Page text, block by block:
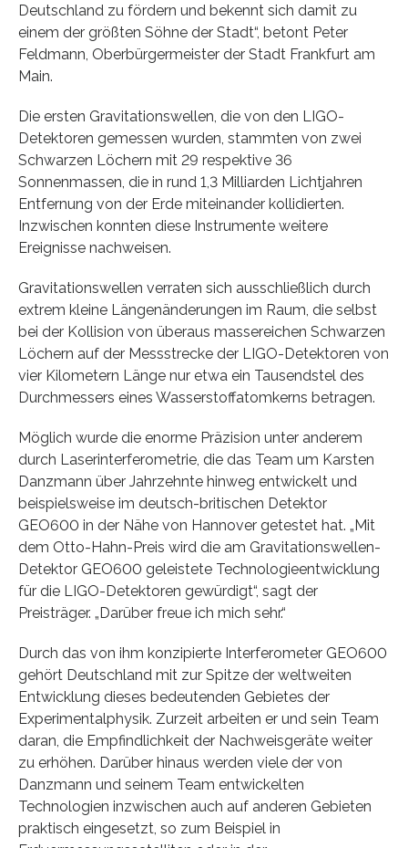
Deutschland zu fördern und bekennt sich damit zu
einem der größten Söhne der Stadt“, betont Peter
Feldmann, Oberbürgermeister der Stadt Frankfurt am
Main.
Die ersten Gravitationswellen, die von den LIGO-
Detektoren gemessen wurden, stammten von zwei
Schwarzen Löchern mit 29 respektive 36
Sonnenmassen, die in rund 1,3 Milliarden Lichtjahren
Entfernung von der Erde miteinander kollidierten.
Inzwischen konnten diese Instrumente weitere
Ereignisse nachweisen.
Gravitationswellen verraten sich ausschließlich durch
extrem kleine Längenänderungen im Raum, die selbst
bei der Kollision von überaus massereichen Schwarzen
Löchern auf der Messstrecke der LIGO-Detektoren von
vier Kilometern Länge nur etwa ein Tausendstel des
Durchmessers eines Wasserstoffatomkerns betragen.
Möglich wurde die enorme Präzision unter anderem
durch Laserinterferometrie, die das Team um Karsten
Danzmann über Jahrzehnte hinweg entwickelt und
beispielsweise im deutsch-britischen Detektor
GEO600 in der Nähe von Hannover getestet hat. „Mit
dem Otto-Hahn-Preis wird die am Gravitationswellen-
Detektor GEO600 geleistete Technologieentwicklung
für die LIGO-Detektoren gewürdigt“, sagt der
Preisträger. „Darüber freue ich mich sehr.“
Durch das von ihm konzipierte Interferometer GEO600
gehört Deutschland mit zur Spitze der weltweiten
Entwicklung dieses bedeutenden Gebietes der
Experimentalphysik. Zurzeit arbeiten er und sein Team
daran, die Empfindlichkeit der Nachweisgeräte weiter
zu erhöhen. Darüber hinaus werden viele der von
Danzmann und seinem Team entwickelten
Technologien inzwischen auch auf anderen Gebieten
praktisch eingesetzt, so zum Beispiel in